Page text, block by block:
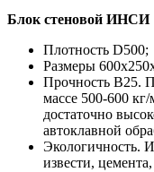
Блок стеновой ИНСИ
Плотность D500;
Размеры
Прочность B25.
массе 500-600
достаточно
автоклавной
Экологичность.
извести,